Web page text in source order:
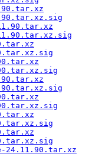
24.11.90.tar.xz